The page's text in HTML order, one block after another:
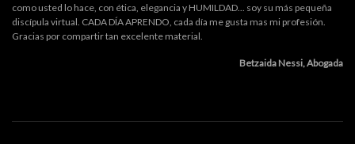
como usted lo hace, con ética, elegancia y HUMILDAD... soy su más pequeña
discípula virtual. CADA DÍA APRENDO, cada día me gusta mas mi profesión.
Gracias por compartir tan excelente material.
Betzaida Nessi, Abogada